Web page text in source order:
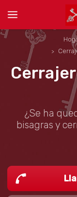
¿Se ha
bisagras y